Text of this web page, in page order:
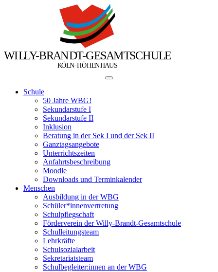
WILLY-BRANDT-GESAMTSCHULE
KÖLN-HÖHENHAUS
Schule
50 Jahre WBG!
Sekundarstufe I
Sekundarstufe II
Inklusion
Beratung in der Sek I und der Sek II
Ganztagsangebote
Unterrichtszeiten
Anfahrtsbeschreibung
Moodle
Downloads und Terminkalender
Menschen
Ausbildung in der WBG
Schüler*innenvertretung
Schulpflegschaft
Förderverein der Willy-Brandt-Gesamtschule
Schulleitungsteam
Lehrkräfte
Schulsozialarbeit
Sekretariatsteam
Schulbegleiter:innen an der WBG